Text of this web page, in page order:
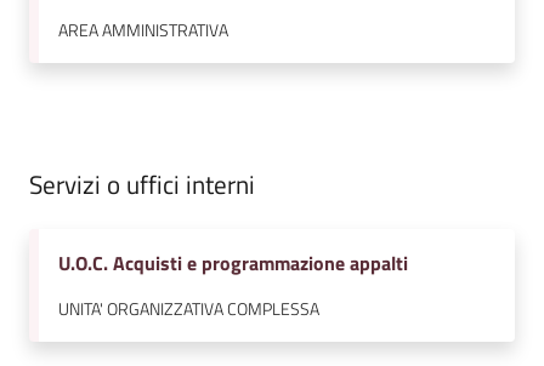
AREA AMMINISTRATIVA
Servizi o uffici interni
U.O.C. Acquisti e programmazione appalti
UNITA' ORGANIZZATIVA COMPLESSA